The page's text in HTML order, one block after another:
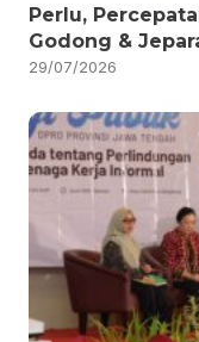
Perlu,
Godong &
29/07/2026